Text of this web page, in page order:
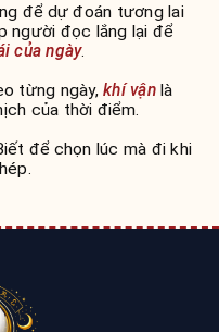
để dự đoán tương lai
người đọc lắng lại để
của ngày.
từng ngày, khí vậnlà
của thời điểm.
để chọn lúc mà đi khi